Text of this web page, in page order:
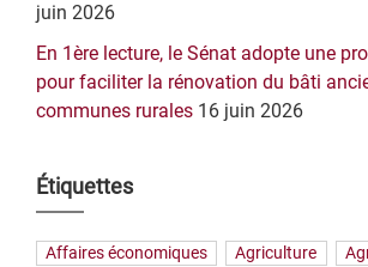
juin 2026
En 1ère lecture, le Sénat adopte une
pour faciliter la rénovation du bâti
communes rurales 16 juin 2026
Étiquettes
Affaires économiques Agriculture